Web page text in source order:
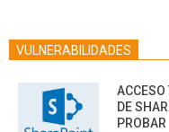
VULNERABILIDADES
ACCESO
DE
PROBAR